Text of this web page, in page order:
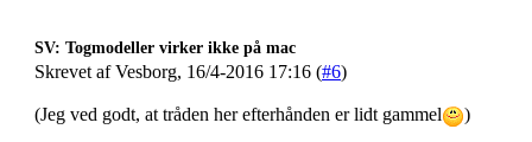
SV: Togmodeller virker ikke på mac
Skrevet af Vesborg, 16/4-2016 17:16 (#6)
(Jeg ved godt, at tråden her efterhånden er lidt gammel )